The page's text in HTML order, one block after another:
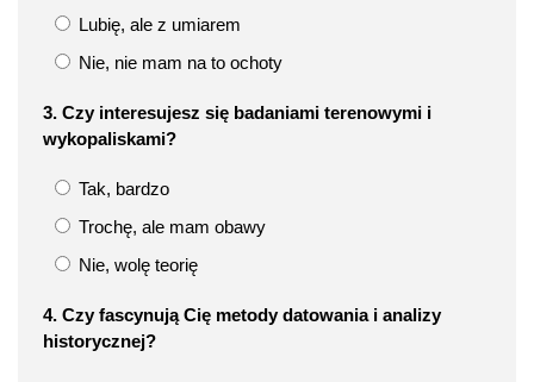
Lubię, ale z umiarem
Nie, nie mam na to ochoty
3. Czy interesujesz się badaniami terenowymi i
wykopaliskami?
Tak, bardzo
Trochę, ale mam obawy
Nie, wolę teorię
4. Czy fascynują Cię metody datowania i analizy
historycznej?